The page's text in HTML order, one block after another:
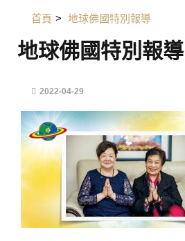
首頁 > 地球佛國特別報導
地球佛國特別報導
2022-04-29